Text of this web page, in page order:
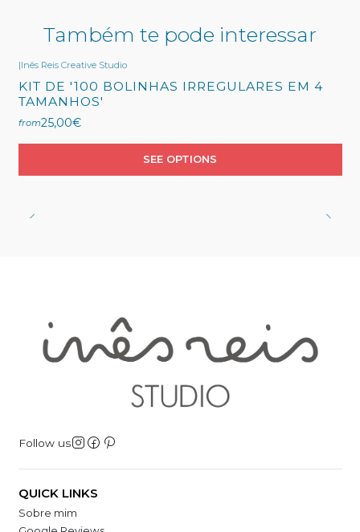
Também te pode interessar
|Inês Reis Creative Studio
KIT DE '100 BOLINHAS IRREGULARES EM 4
TAMANHOS'
from25,00€
SEE OPTIONS
Follow us
QUICK LINKS
Sobre mim